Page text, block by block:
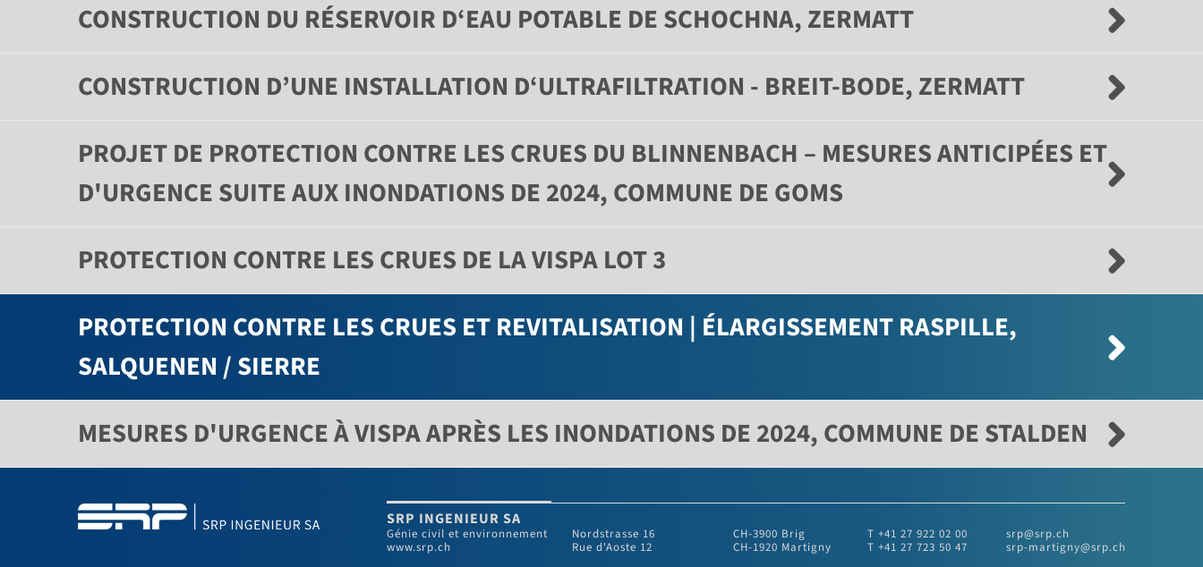
CONSTRUCTION DU RÉSERVOIR D‘EAU POTABLE DE SCHOCHNA, ZERMATT
CONSTRUCTION D’UNE INSTALLATION D‘ULTRAFILTRATION - BREIT-BODE, ZERMATT
PROJET DE PROTECTION CONTRE LES CRUES DU BLINNENBACH – MESURES ANTICIPÉES ET
D'URGENCE SUITE AUX INONDATIONS DE 2024, COMMUNE DE GOMS
PROTECTION CONTRE LES CRUES DE LA VISPA LOT 3
PROTECTION CONTRE LES CRUES ET REVITALISATION | ÉLARGISSEMENT RASPILLE,
SALQUENEN / SIERRE
MESURES D'URGENCE À VISPA APRÈS LES INONDATIONS DE 2024, COMMUNE DE STALDEN
SRP INGENIEUR SA
Génie civil et environnement
www.srp.ch
Nordstrasse 16 CH-3900 Brig T +41 27 922 02 00
srp@srp.ch
Rue d'Aoste 12
CH-1920 Martigny T +41 27 723 50 47 srp-martigny@srp.ch